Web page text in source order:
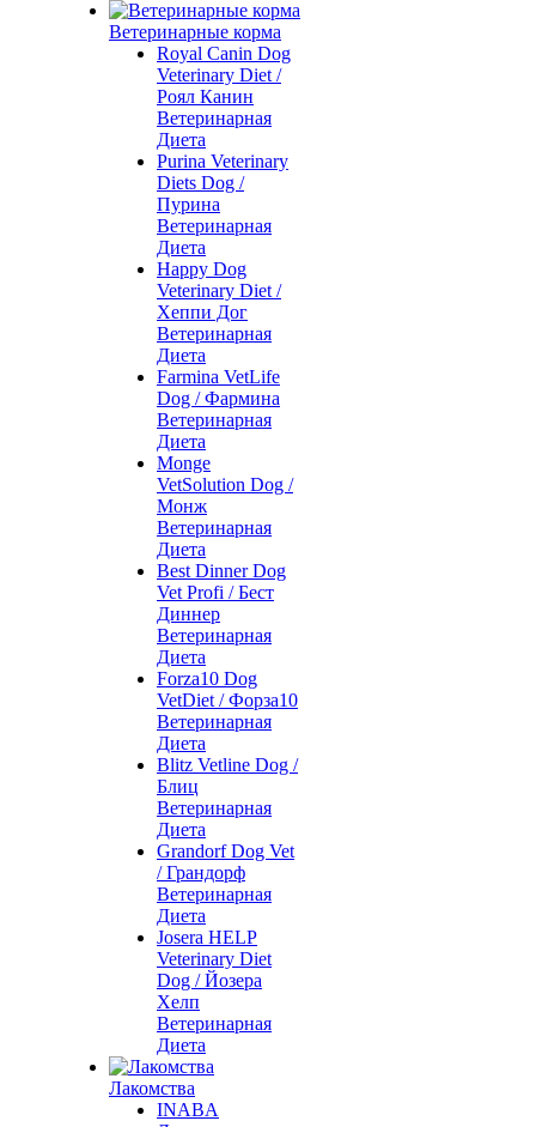
Ветеринарные корма
Royal Canin Dog
Veterinary Diet /
Роял Канин
Ветеринарная
Диета
Purina Veterinary
Diets Dog /
Пурина
Ветеринарная
Диета
Happy Dog
Veterinary Diet /
Хеппи Дог
Ветеринарная
Диета
Farmina VetLife
Dog / Фармина
Ветеринарная
Диета
Monge
VetSolution Dog /
Монж
Ветеринарная
Диета
Best Dinner Dog
Vet Profi / Бест
Диннер
Ветеринарная
Диета
Forza10 Dog
VetDiet / Форза10
Ветеринарная
Диета
Blitz Vetline Dog /
Блиц
Ветеринарная
Диета
Grandorf Dog Vet
/ Грандорф
Ветеринарная
Диета
Josera HELP
Veterinary Diet
Dog / Йозера
Хелп
Ветеринарная
Диета
Лакомства
INABA